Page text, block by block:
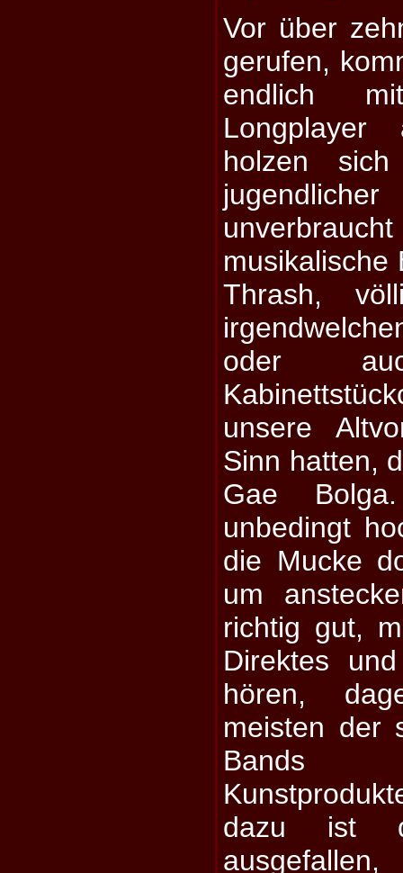
Vor über
gerufen,
endlich
holzen
musikalische
Thrash,
oder
unsere
Sinn hatten,
Gae
unbedingt
die Mucke
um
richtig gut,
Direktes
hören,
meisten der
Bands
dazu ist